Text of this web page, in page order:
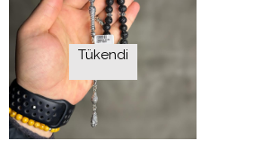
Tükendi